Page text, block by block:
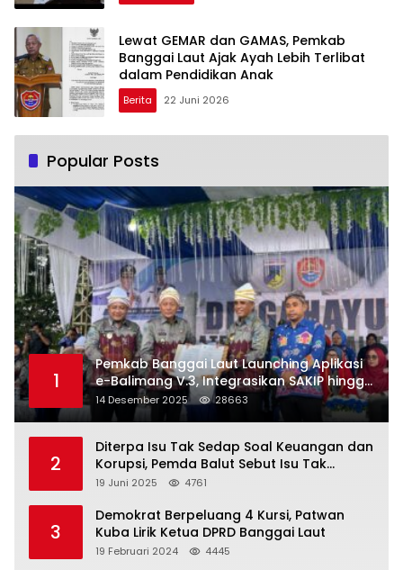
Lewat GEMAR dan GAMAS, Pemkab
Banggai Laut Ajak Ayah Lebih Terlibat
dalam Pendidikan Anak
Berita 22 Juni 2026
Popular Posts
1
Pemkab Banggai Laut Launching Aplikasi
e-Balimang V.3, Integrasikan SAKIP hingga
Satu Data Layanan Publik
14 Desember 2025 28663
2
Diterpa Isu Tak Sedap Soal Keuangan dan
Korupsi, Pemda Balut Sebut Isu Tak
Berdasar
19 Juni 2025 4761
3
Demokrat Berpeluang 4 Kursi, Patwan
Kuba Lirik Ketua DPRD Banggai Laut
19 Februari 2024 4445